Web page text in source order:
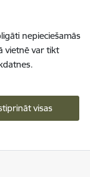
nepieciešamās
vietnē var tikt
visas